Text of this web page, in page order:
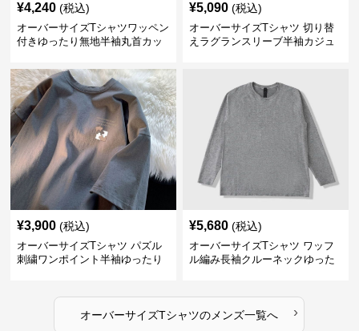
¥4,240 (税込)
オーバーサイズTシャツワッペン
付きゆったり無地半袖丸首カッ
¥5,090 (税込)
オーバーサイズTシャツ 切り替
えラグランスリーブ半袖カジュ
¥3,900 (税込)
オーバーサイズTシャツ パズル
刺繍ワンポイント半袖ゆったり
¥5,680 (税込)
オーバーサイズTシャツ ワッフ
ル編み長袖クルーネックゆった
オーバーサイズTシャツの メンズ一覧へ ›